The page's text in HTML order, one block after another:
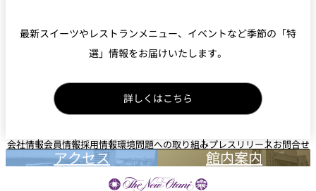
最新スイーツやレストランメニュー、イベントなど季節の「特
選」情報をお届けいたします。
詳しくはこちら
会社情報会員情報採用情報環境問題への取り組みプレスリリースお問合せ
アクセス 館内案内